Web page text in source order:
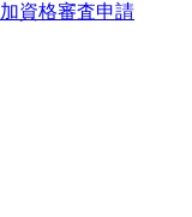
資格審査申請